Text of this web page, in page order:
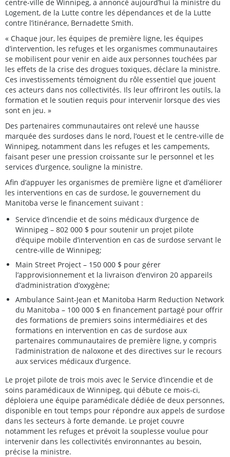
centre-ville de Winnipeg, a annoncé aujourd’hui la ministre du
Logement, de la Lutte contre les dépendances et de la Lutte
contre l’itinérance, Bernadette Smith.
« Chaque jour, les équipes de première ligne, les équipes
d’intervention, les refuges et les organismes communautaires
se mobilisent pour venir en aide aux personnes touchées par
les effets de la crise des drogues toxiques, déclare la ministre.
Ces investissements témoignent du rôle essentiel que jouent
ces acteurs dans nos collectivités. Ils leur offriront les outils, la
formation et le soutien requis pour intervenir lorsque des vies
sont en jeu. »
Des partenaires communautaires ont relevé une hausse
marquée des surdoses dans le nord, l’ouest et le centre-ville de
Winnipeg, notamment dans les refuges et les campements,
faisant peser une pression croissante sur le personnel et les
services d’urgence, souligne la ministre.
Afin d’appuyer les organismes de première ligne et d’améliorer
les interventions en cas de surdose, le gouvernement du
Manitoba verse le financement suivant :
Service d’incendie et de soins médicaux d’urgence de
Winnipeg – 802 000 $ pour soutenir un projet pilote
d’équipe mobile d’intervention en cas de surdose servant le
centre-ville de Winnipeg;
Main Street Project – 150 000 $ pour gérer
l’approvisionnement et la livraison d’environ 20 appareils
d’administration d’oxygène;
Ambulance Saint-Jean et Manitoba Harm Reduction Network
du Manitoba – 100 000 $ en financement partagé pour offrir
des formations de premiers soins intermédiaires et des
formations en intervention en cas de surdose aux
partenaires communautaires de première ligne, y compris
l’administration de naloxone et des directives sur le recours
aux services médicaux d’urgence.
Le projet pilote de trois mois avec le Service d’incendie et de
soins paramédicaux de Winnipeg, qui débute ce mois-ci,
déploiera une équipe paramédicale dédiée de deux personnes,
disponible en tout temps pour répondre aux appels de surdose
dans les secteurs à forte demande. Le projet couvre
notamment les refuges et prévoit la souplesse voulue pour
intervenir dans les collectivités environnantes au besoin,
précise la ministre.